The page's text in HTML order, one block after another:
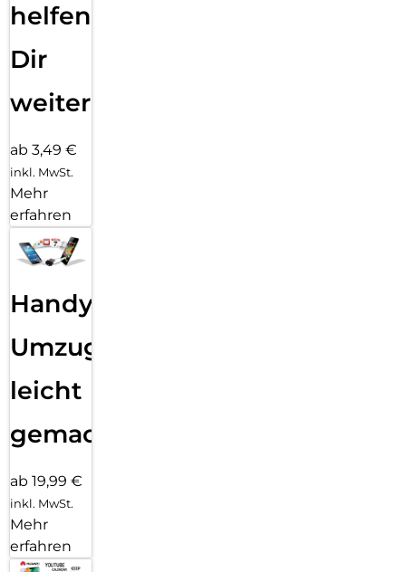
helfen
Dir
weiter
ab 3,49 €
inkl. MwSt.
Mehr
erfahren
Handy
Umzug
leicht
gemacht!
ab 19,99 €
inkl. MwSt.
Mehr
erfahren